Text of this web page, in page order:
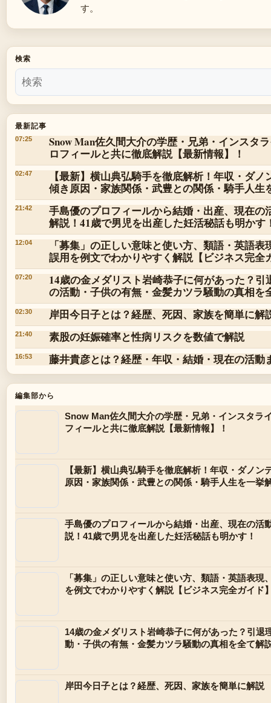
す。
検索
最新記事
07:25
Snow Man佐久間大介の学歴・兄弟・インスタ
ロフィールと共に徹底解説【最新情報】！
02:47
【最新】横山典弘騎手を徹底解析！年収・ダノ
傾き原因・家族関係・武豊との関係・騎手人生
21:42
手島優のプロフィールから結婚・出産、現在の
解説！41歳で男児を出産した妊活秘話も明かす
12:04
「募集」の正しい意味と使い方、類語・英語表
誤用を例文でわかりやすく解説【ビジネス完全
07:20
14歳の金メダリスト岩崎恭子に何があった？引
の活動・子供の有無・金髪カツラ騒動の真相を
02:30 岸田今日子とは？経歴、死因、家族を簡単に解
21:40 素股の妊娠確率と性病リスクを数値で解説
16:53 藤井貴彦とは？経歴・年収・結婚・現在の活動
編集部から
Snow Man佐久間大介の学歴・兄弟・インスタラ
フィールと共に徹底解説【最新情報】！
【最新】横山典弘騎手を徹底解析！年収・ダノン
原因・家族関係・武豊との関係・騎手人生を一挙
手島優のプロフィールから結婚・出産、現在の活
説！41歳で男児を出産した妊活秘話も明かす！
「募集」の正しい意味と使い方、類語・英語表現
を例文でわかりやすく解説【ビジネス完全ガイド
14歳の金メダリスト岩崎恭子に何があった？引退
動・子供の有無・金髪カツラ騒動の真相を全て解
岸田今日子とは？経歴、死因、家族を簡単に解説